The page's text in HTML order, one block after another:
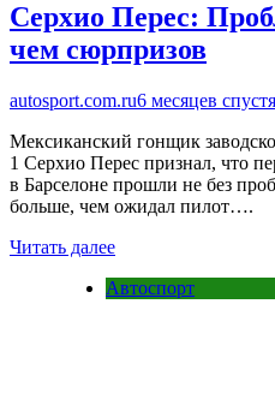
Серхио Перес:
чем сюрпризов
autosport.com.ru6 месяцев спустя
Мексиканский гонщик
1 Серхио Перес признал, что
в Барселоне прошли не без
больше, чем ожидал пилот….
Читать далее
Автоспорт